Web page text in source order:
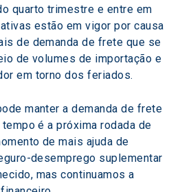
quarto trimestre e entre em
estão em vigor por causa
de demanda de frete que se
de volumes de importação e
em torno dos feriados.
manter a demanda de frete
é a próxima rodada de
de mais ajuda de
desemprego suplementar
mas continuamos a